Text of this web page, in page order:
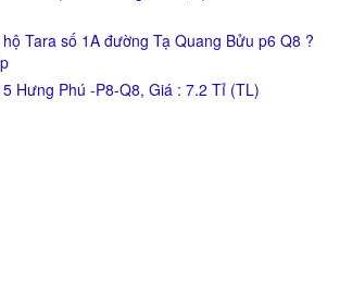
Tara số 1A đường Tạ Quang Bửu p6 Q8 ?
Hưng Phú -P8-Q8, Giá : 7.2 Tỉ (TL)